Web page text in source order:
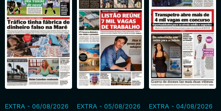
EXTRA - 06/08/2026 EXTRA - 05/08/2026 EXTRA - 04/08/2026